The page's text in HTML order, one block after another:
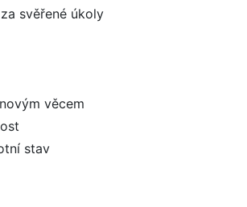
svěřené úkoly
věcem
stav